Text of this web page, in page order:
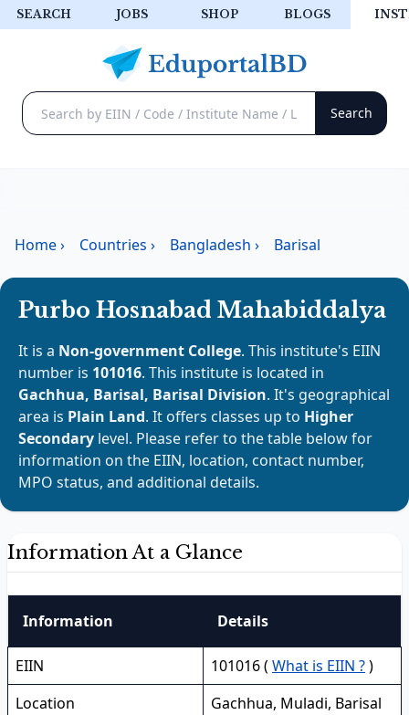
SEARCH JOBS SHOP BLOGS
Home› Countries › Bangladesh › Barisal
Purbo Hosnabad Mahabiddalya
It is a Non-government College. This institute's EIIN
number is 101016. This institute is located in
Gachhua, Barisal, Barisal Division. It's geographical
area is Plain Land. It offers classes up to Higher
Secondary level. Please refer to the table below for
information on the EIIN, location, contact number,
MPO status, and additional details.
Information At a Glance
Information Details
EIIN 101016 ( What is EIIN ?)
Location
Gachhua, Muladi, Barisal